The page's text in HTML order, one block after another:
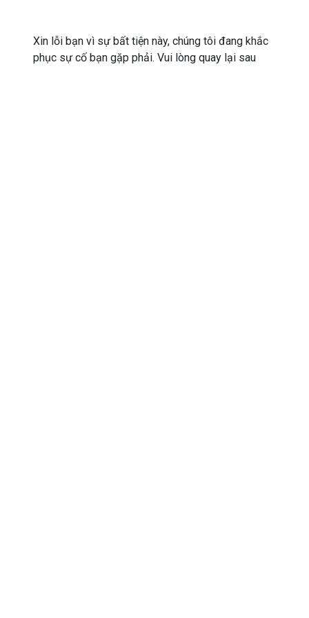
Xin lỗi bạn vì sự bất tiện này, chúng tôi đang khắc
phục sự cố bạn gặp phải. Vui lòng quay lại sau